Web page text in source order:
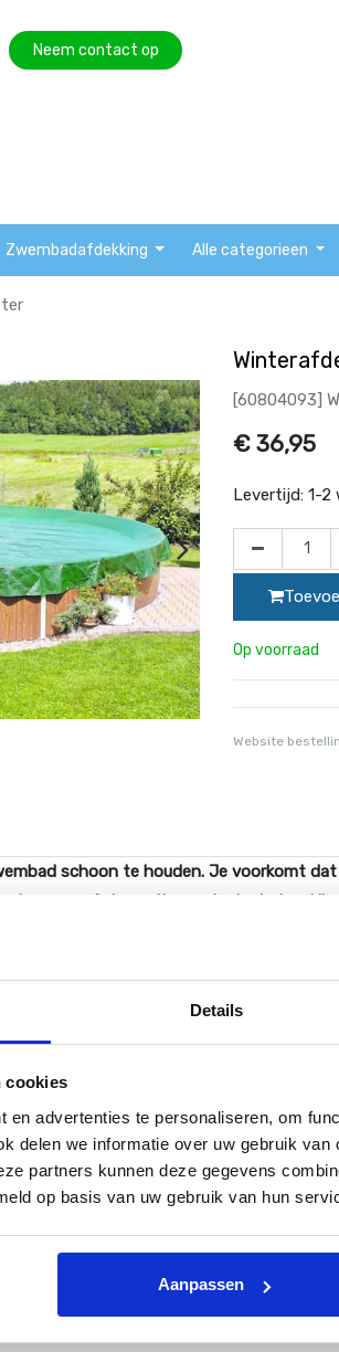
Details
cookies
en advertenties te personaliseren, om
delen we informatie over uw gebruik
partners kunnen deze gegevens
op basis van uw gebruik van hun
Aanpassen
Neem contact op
Zwembadafdekking Alle categorieen
[60804093]
€ 36,95
Levertijd: 1-2
Op voorraad
Website
schoon te houden. Je voorkomt
kan geen fotosynthese plaatsvinden.
past op u zwembad.
van de meegeleverde spanner en
550. Door de extra overlap komt de